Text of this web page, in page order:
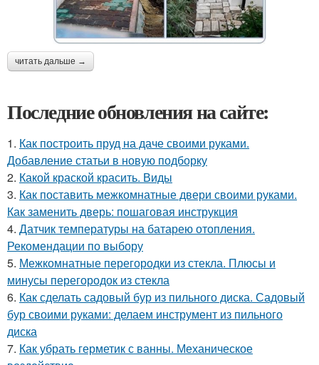
читать дальше →
Последние обновления на сайте:
1. Как построить пруд на даче своими руками.
Добавление статьи в новую подборку
2. Какой краской красить. Виды
3. Как поставить межкомнатные двери своими руками.
Как заменить дверь: пошаговая инструкция
4. Датчик температуры на батарею отопления.
Рекомендации по выбору
5. Межкомнатные перегородки из стекла. Плюсы и
минусы перегородок из стекла
6. Как сделать садовый бур из пильного диска. Садовый
бур своими руками: делаем инструмент из пильного
диска
7. Как убрать герметик с ванны. Механическое